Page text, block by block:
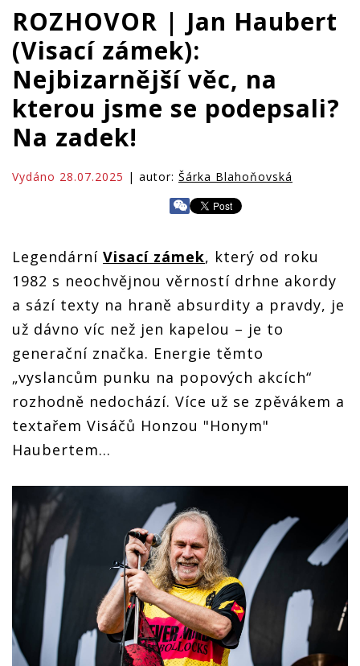
ROZHOVOR | Jan Haubert
(Visací zámek):
Nejbizarnější věc, na
kterou jsme se podepsali?
Na zadek!
Vydáno 28.07.2025 | autor: Šárka Blahoňovská
Legendární Visací zámek, který od roku
1982 s neochvějnou věrností drhne akordy
a sází texty na hraně absurdity a pravdy, je
už dávno víc než jen kapelou – je to
generační značka. Energie těmto
„vyslancům punku na popových akcích“
rozhodně nedochází. Více už se zpěvákem a
textařem Visáčů Honzou "Honym"
Haubertem...